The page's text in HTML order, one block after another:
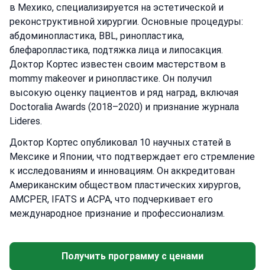
в Мехико, специализируется на эстетической и
реконструктивной хирургии. Основные процедуры:
абдоминопластика, BBL, ринопластика,
блефаропластика, подтяжка лица и липосакция.
Доктор Кортес известен своим мастерством в
mommy makeover и ринопластике. Он получил
высокую оценку пациентов и ряд наград, включая
Doctoralia Awards (2018–2020) и признание журнала
Lideres.
Доктор Кортес опубликовал 10 научных статей в
Мексике и Японии, что подтверждает его стремление
к исследованиям и инновациям. Он аккредитован
Американским обществом пластических хирургов,
AMCPER, IFATS и ACPA, что подчеркивает его
международное признание и профессионализм.
Получить программу с ценами